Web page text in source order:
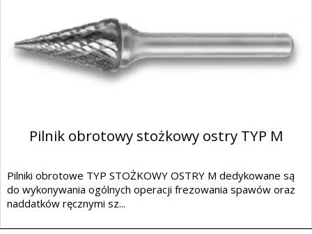
Pilnik obrotowy stożkowy ostry TYP M
Pilniki obrotowe TYP STOŻKOWY OSTRY M dedykowane są
do wykonywania ogólnych operacji frezowania spawów oraz
naddatków ręcznymi sz...